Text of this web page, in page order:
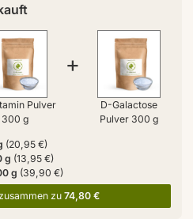
Pulver
300 g
+
D-Galactose
Pulver 300 g
(20,95 €)
g (13,95 €)
g (39,90 €)
zu 74,80 €